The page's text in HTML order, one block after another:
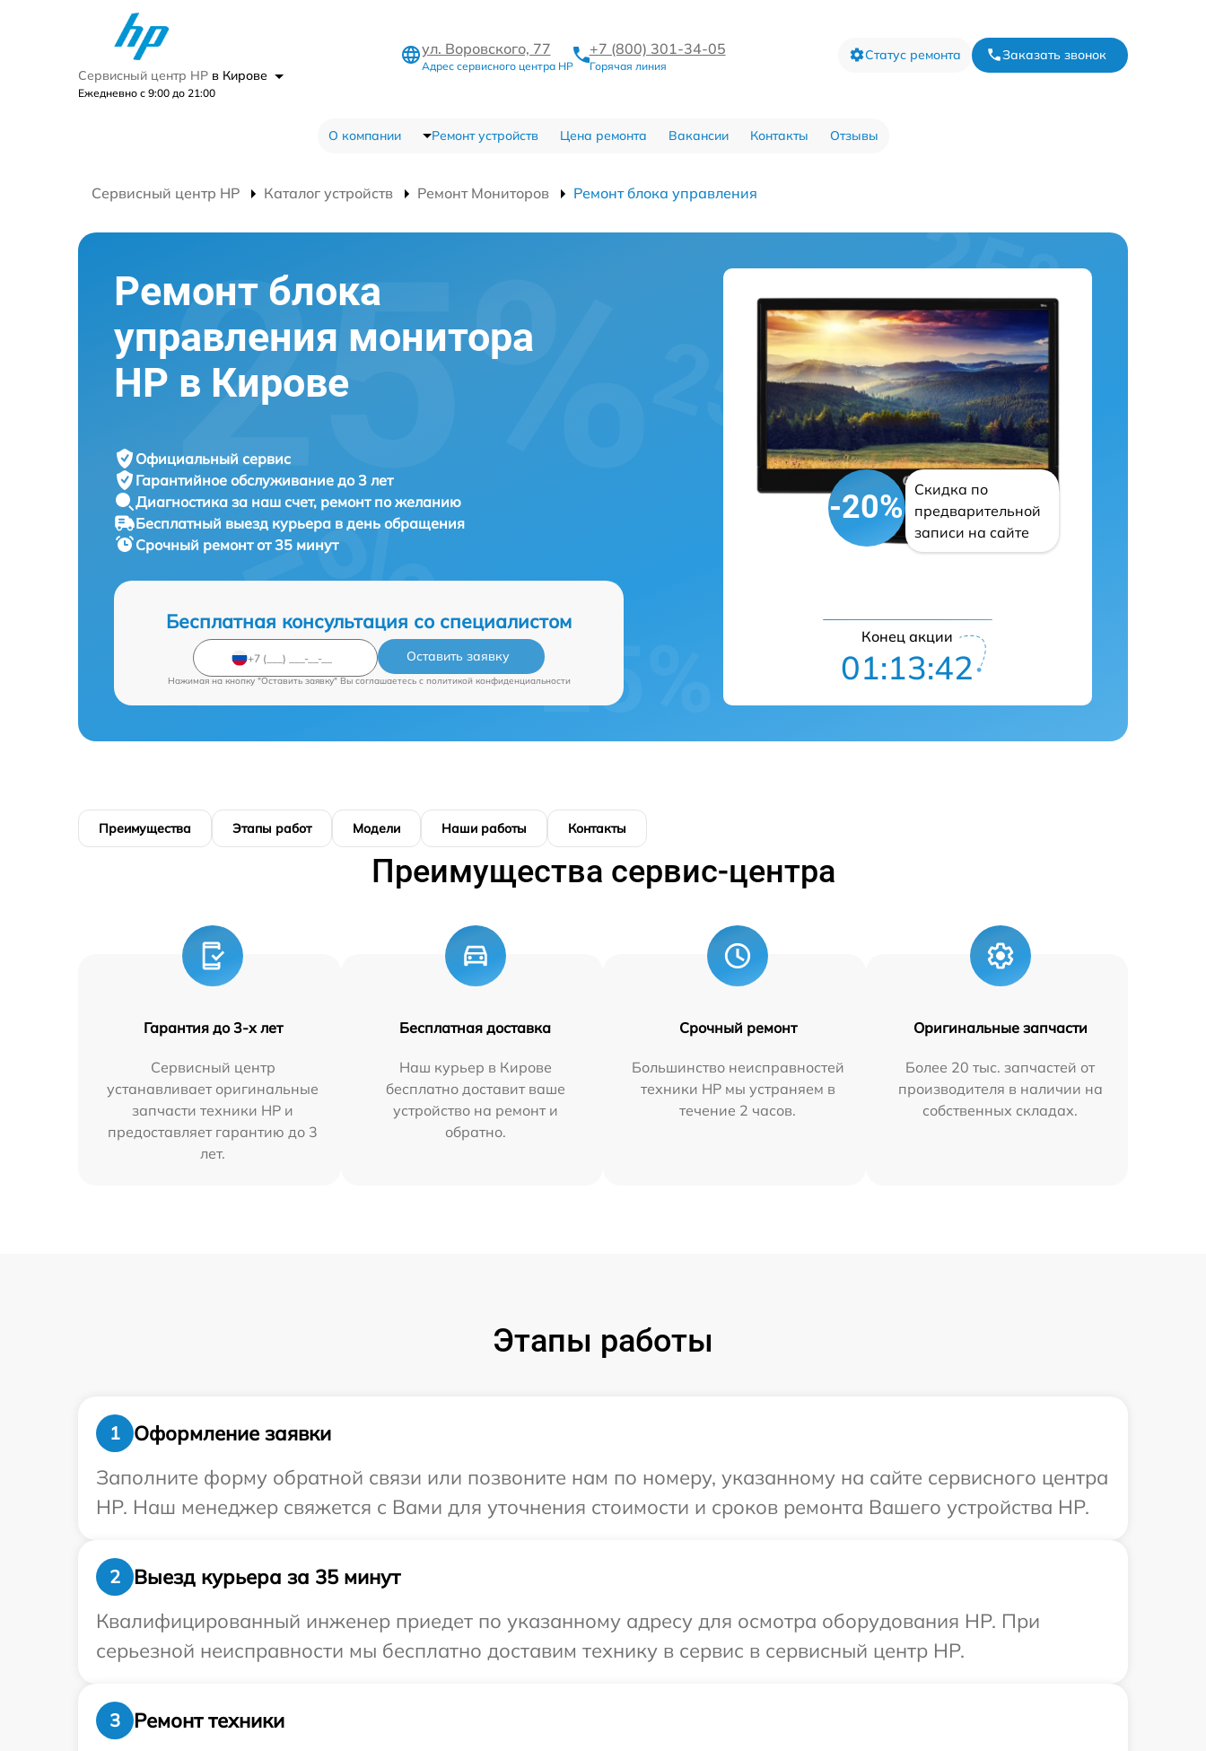
Сервисный центр HP в Кирове
Ежедневно с 9:00 до 21:00
ул. Воровского, 77
Адрес сервисного центра HP
+7 (800) 301-34-05
Горячая линия
Статус ремонта Заказать звонок
О компании Ремонт устройств Цена ремонта Вакансии Контакты Отзывы
Сервисный центр HP Каталог устройств Ремонт Мониторов Ремонт блока управления
Ремонт блока
управления монитора
HP в Кирове
Официальный сервис
Гарантийное обслуживание до 3 лет
Диагностика за наш счет, ремонт по желанию
Бесплатный выезд курьера в день обращения
Срочный ремонтот 35 минут
Бесплатная консультация со специалистом
Оставить заявку
Нажимая на кнопку "Оставить заявку" Вы соглашаетесь c политикой конфиденциальности
-20%
Скидка по
предварительной
записи на сайте
Конец акции
01:13:41
Преимущества Этапы работ Модели Наши работы Контакты
Преимущества сервис-центра
Гарантия до 3-х лет
Сервисный центр
устанавливает оригинальные
запчасти техники HP и
предоставляет гарантию до 3
лет.
Бесплатная доставка
Наш курьер в Кирове
бесплатно доставит ваше
устройство на ремонт и
обратно.
Срочный ремонт
Большинство неисправностей
техники HP мы устраняем в
течение 2 часов.
Оригинальные запчасти
Более 20 тыс. запчастей от
производителя в наличии на
собственных складах.
Этапы работы
1
Оформление заявки
Заполните форму обратной связи или позвоните нам по номеру, указанному на сайте сервисного центра
HP. Наш менеджер свяжется с Вами для уточнения стоимости и сроков ремонта Вашего устройства HP.
2
Выезд курьера за 35 минут
Квалифицированный инженер приедет по указанному адресу для осмотра оборудования HP. При
серьезной неисправности мы бесплатно доставим технику в сервис в сервисный центр HP.
3
Ремонт техники